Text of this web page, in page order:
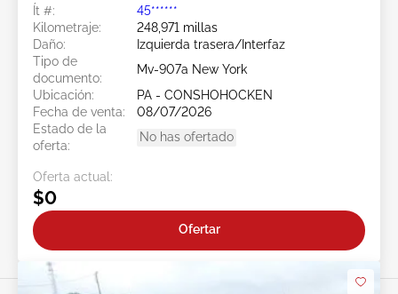
Ít #:
45******
Kilometraje:
248,971 millas
Daño:
Izquierda trasera/Interfaz
Tipo de
documento:
Mv-907a New York
Ubicación:
PA - CONSHOHOCKEN
Fecha de venta:
08/07/2026
Estado de la
oferta:
No has ofertado
Oferta actual:
$0
Ofertar